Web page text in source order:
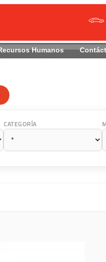
Humanos
CATEGORÍA